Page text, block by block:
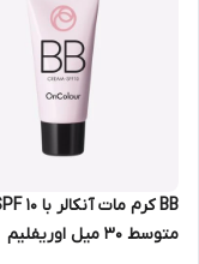
متوسط 30 میل اوریفلیم